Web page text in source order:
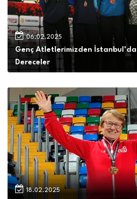
06.02.2025
Genç Atletlerimizden
Dereceler
18.02.2025